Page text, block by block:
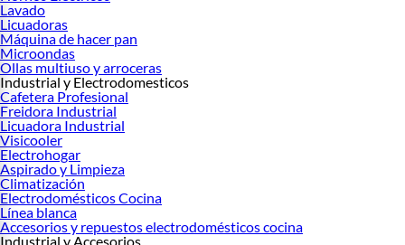
Lavado
Licuadoras
Máquina de hacer pan
Microondas
Ollas multiuso y arroceras
Industrial y Electrodomesticos
Cafetera Profesional
Freidora Industrial
Licuadora Industrial
Visicooler
Electrohogar
Aspirado y Limpieza
Climatización
Electrodomésticos Cocina
Línea blanca
Accesorios y repuestos electrodomésticos cocina
Industrial y Accesorios